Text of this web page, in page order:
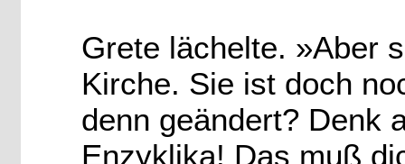
Grete lächelte. »Aber
Kirche. Sie ist doch
denn geändert? Denk
Enzyklika! Das muß